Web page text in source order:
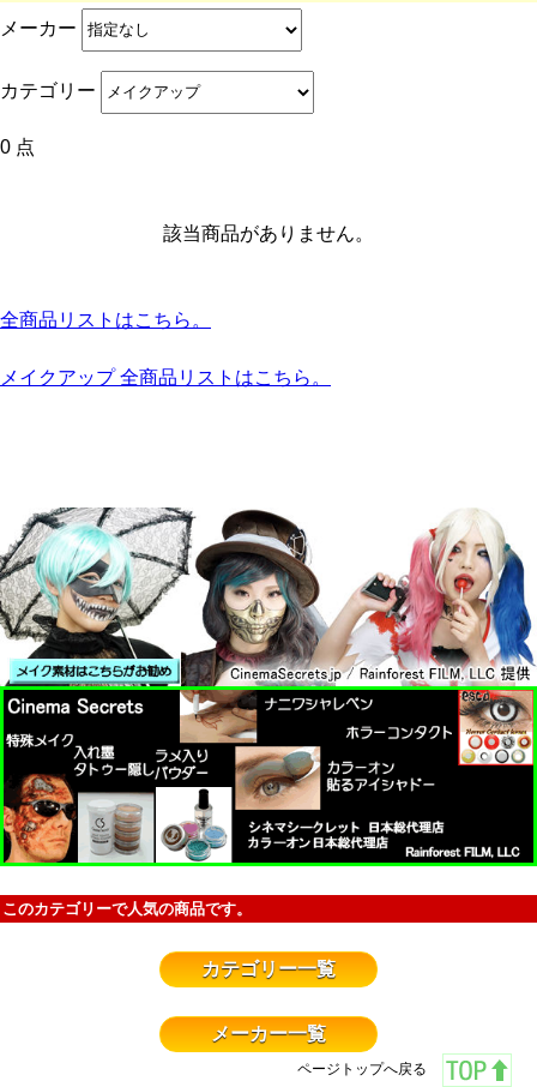
メーカー
カテゴリー
0 点
該当商品がありません。
全商品リストはこちら。
メイクアップ 全商品リストはこちら。
このカテゴリーで人気の商品です。
カテゴリー一覧
メーカー一覧
ページトップへ戻る